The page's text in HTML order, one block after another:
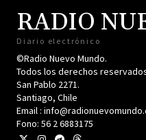
RADIO
Diario electrónico
©Radio Nuevo Mundo.
Todos los derechos
San Pablo 2271.
Santiago, Chile
Email :
Fono: 56 2 6883175